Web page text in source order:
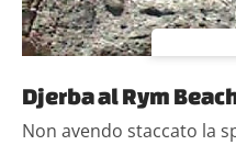
Djerba al Rym
Non avendo staccato la